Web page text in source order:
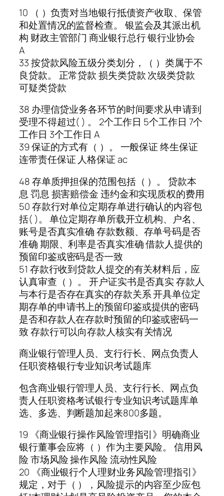
10 （ ）负责对当地银行抵债资产收取、保管
和处置情况的监督检查。 银监会及其派出机
构 财政主管部门 商业银行总行 银行业协会
A
33 按贷款风险五级分类划分，（ ）类属于不
良贷款。 正常贷款 损失类贷款 次级类贷款
可疑类贷款
38 办理信贷业务各环节的时间要求从申请到
受理不得超过( ) 。 2个工作日 5个工作日 7个
工作日 3个工作日 A
39 保证的方式有（ ）。 一般保证 终生保证
连带责任保证 人格保证 ac
48 存单质押担保的范围包括（ ）。 贷款本
息 罚息 损害赔偿金 违约金和实现质权的费用
50 存款行对单位定期存单进行确认的内容包
括( )。 单位定期存单所载开立机构、户名、
账号是否真实准确 存款数额、存单号码是否
准确 期限、利率是否真实准确 借款人提供的
预留印鉴或密码是否一致
51 存款行收到贷款人提交的有关材料后，应
认真审查（ ）。 开户证实书是否真实 存款人
与本行是否存在真实的存款关系 开具单位定
期存单的申请书上的预留印鉴或提供的密码
是否和存款人在存款时预留的印鉴或密码一
致 存款行可以向存款人核实有关情况
商业银行管理人员、支行行长、网点负责人
任职资格银行专业知识考试题库
包含商业银行管理人员、支行行长、网点负
责人任职资格考试银行专业知识考试题库单
选、多选、判断题加起来800多题。
19 《商业银行操作风险管理指引》明确商业
银行董事会应将（ ）作为主要风险。 信用风
险 市场风险 操作风险 流动性风险
20 《商业银行个人理财业务风险管理指引》
规定，对于（ ），风险提示的内容至少应包